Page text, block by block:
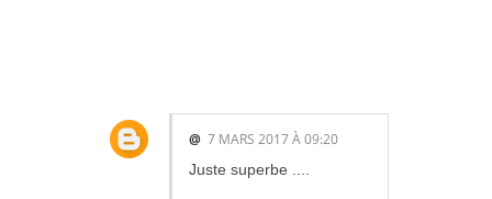
@ 7 MARS 2017 À 09:20
Juste superbe ....